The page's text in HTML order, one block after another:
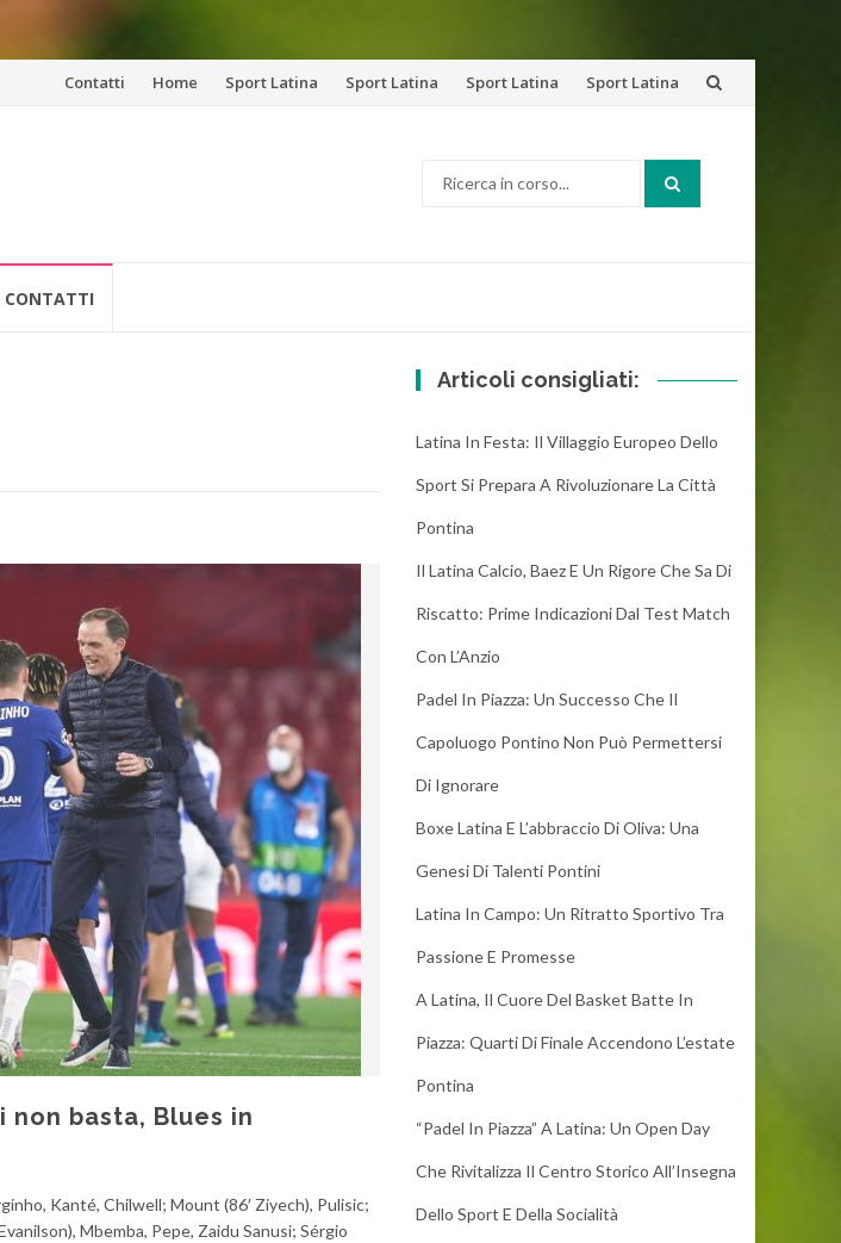
VaiContatti Home Sport Latina Sport Latina Sport Latina Sport Latina
CONTATTI
basta, Blues in
Kanté, Chilwell; Mount (86′ Ziyech), Pulisic;
Mbemba, Pepe, Zaidu Sanusi; Sérgio
Articoli consigliati:
Latina In Festa: Il Villaggio Europeo Dello
Sport Si Prepara A Rivoluzionare La Città
Pontina
Il Latina Calcio, Baez E Un Rigore Che Sa Di
Riscatto: Prime Indicazioni Dal Test Match
Con L’Anzio
Padel In Piazza: Un Successo Che Il
Capoluogo Pontino Non Può Permettersi
Di Ignorare
Boxe Latina E L’abbraccio Di Oliva: Una
Genesi Di Talenti Pontini
Latina In Campo: Un Ritratto Sportivo Tra
Passione E Promesse
A Latina, Il Cuore Del Basket Batte In
Piazza: Quarti Di Finale Accendono L’estate
Pontina
“Padel In Piazza” A Latina: Un Open Day
Che Rivitalizza Il Centro Storico All’Insegna
Dello Sport E Della Socialità